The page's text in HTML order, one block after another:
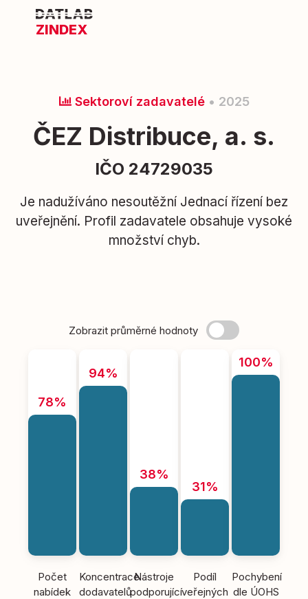
ZINDEX
Sektoroví zadavatelé• 2025
ČEZ Distribuce, a. s.
IČO 24729035
Je nadužíváno nesoutěžní Jednací řízení bez
uveřejnění. Profil zadavatele obsahuje vysoké
množství chyb.
Zobrazit průměrné hodnoty
78%
Počet
nabídek
94%
Koncentrace
dodavatelů
38%
Nástroje
podporující
31%
Podíl
veřejných
100%
Pochybení
dle ÚOHS